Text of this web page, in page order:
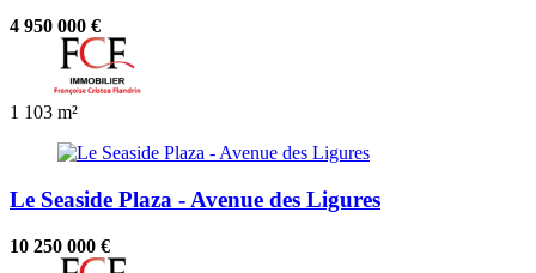
4 950 000 €
1 103 m²
Le Seaside Plaza - Avenue des Ligures
10 250 000 €